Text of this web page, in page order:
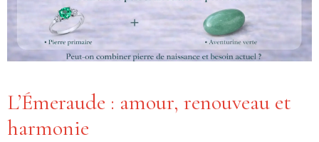
L’Émeraude : amour, renouveau et
harmonie